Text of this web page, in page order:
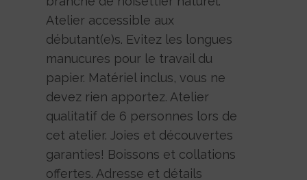
Atelier accessible aux
débutant(e)s. Evitez les longues
manucures pour le travail du
papier. Matériel inclus, vous ne
devez rien apportez. Atelier
qualitatif de 6 personnes lors de
cet atelier. Joies et découvertes
garanties! Boissons et collations
offertes. Adresse et détails